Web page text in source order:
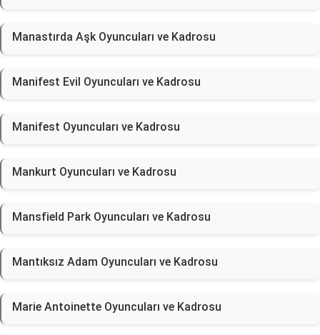
Manastırda Aşk Oyuncuları ve Kadrosu
Manifest Evil Oyuncuları ve Kadrosu
Manifest Oyuncuları ve Kadrosu
Mankurt Oyuncuları ve Kadrosu
Mansfield Park Oyuncuları ve Kadrosu
Mantıksız Adam Oyuncuları ve Kadrosu
Marie Antoinette Oyuncuları ve Kadrosu